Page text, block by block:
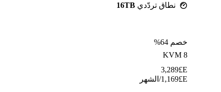
نطاق تردّدي 16TB
خصم 64%
KVM 8
E£
3,289
E£
1,169/الشهر